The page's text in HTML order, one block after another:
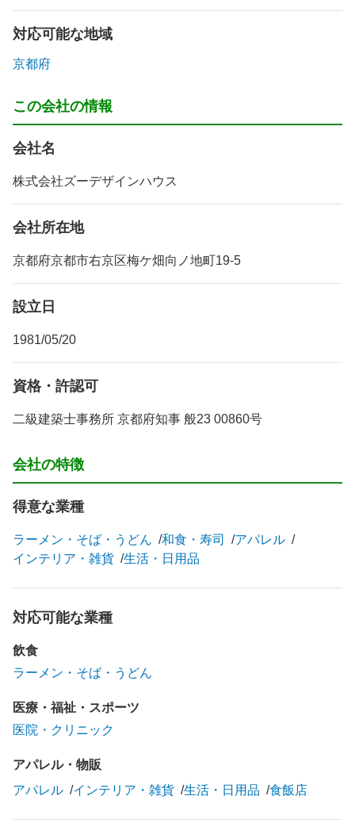
対応可能な地域
京都府
この会社の情報
会社名
株式会社ズーデザインハウス
会社所在地
京都府京都市右京区梅ケ畑向ノ地町19-5
設立日
1981/05/20
資格・許認可
二級建築士事務所 京都府知事 般23 00860号
会社の特徴
得意な業種
ラーメン・そば・うどん 和食・寿司
アパレル
インテリア・雑貨
生活・日用品
対応可能な業種
飲食
ラーメン・そば・うどん
医療・福祉・スポーツ
医院・クリニック
アパレル・物販
アパレル
インテリア・雑貨 生活・日用品 食飯店